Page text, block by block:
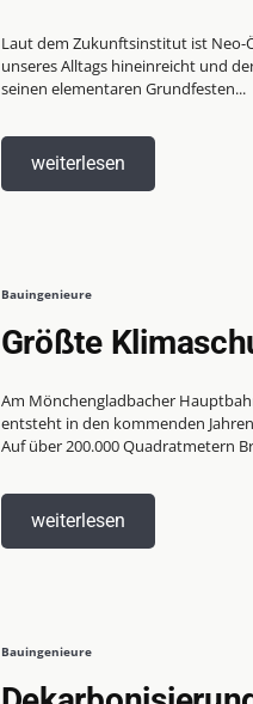
Laut dem Zukunftsinstitut ist Neo-
unseres Alltags hineinreicht und
seinen elementaren Grundfesten...
weiterlesen
Bauingenieure
Größte
Am Mönchengladbacher
entsteht in den kommenden
Auf über 200.000 Quadratmetern
weiterlesen
Bauingenieure